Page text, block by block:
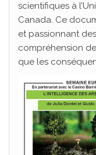
scientifiques à
Canada. Ce
et passionnant
compréhension
que les